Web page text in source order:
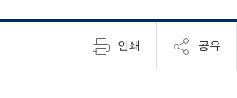
리
집
안
인쇄 공유